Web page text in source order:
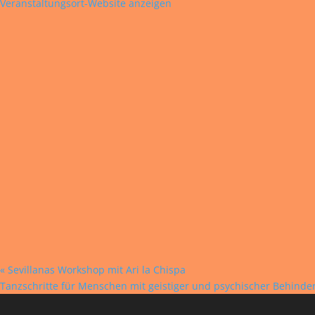
Veranstaltungsort-Website anzeigen
« Sevillanas Workshop mit Ari la Chispa
Tanzschritte für Menschen mit geistiger und psychischer